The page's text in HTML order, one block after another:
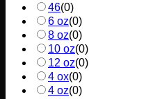
46(0)
6 oz(0)
8 oz(0)
10 oz(0)
12 oz(0)
4 ox(0)
4 oz(0)